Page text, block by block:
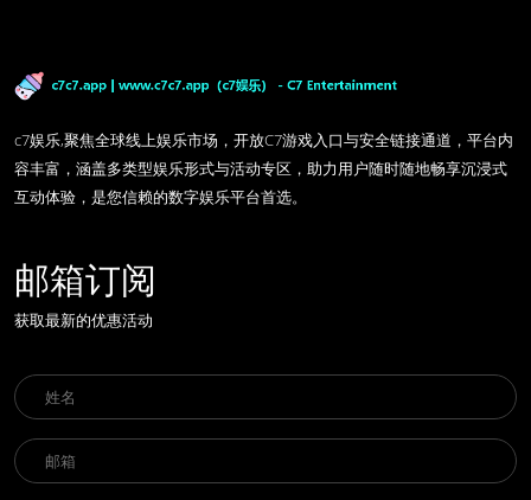
c7娱乐,聚焦全球线上娱乐市场，开放C7游戏入口与安全链接通道，平台内
容丰富，涵盖多类型娱乐形式与活动专区，助力用户随时随地畅享沉浸式
互动体验，是您信赖的数字娱乐平台首选。
邮箱订阅
获取最新的优惠活动